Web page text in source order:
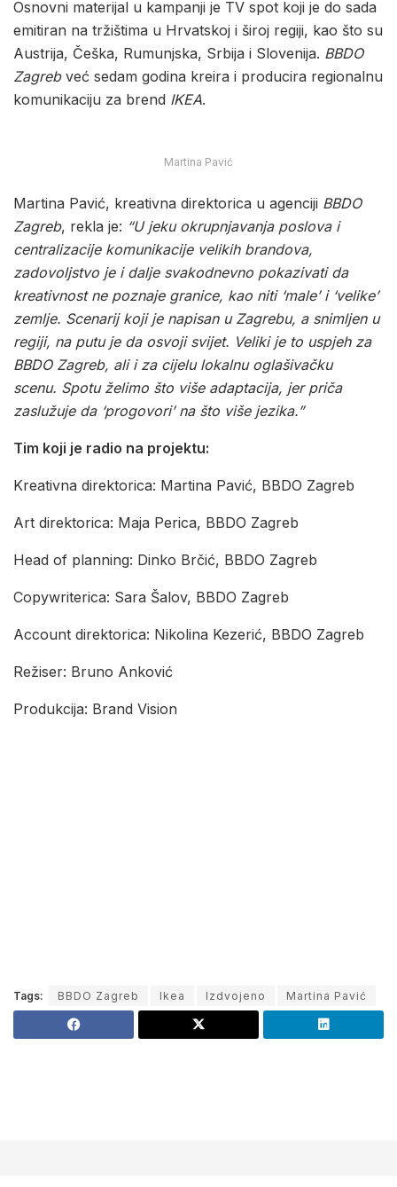
Osnovni materijal u kampanji je TV spot koji je do sada
emitiran na tržištima u Hrvatskoj i široj regiji, kao što su
Austrija, Češka, Rumunjska, Srbija i Slovenija. BBDO
Zagrebveć sedam godina kreira i producira regionalnu
komunikaciju za brend IKEA.
Martina Pavić
Martina Pavić, kreativna direktorica u agenciji BBDO
Zagreb, rekla je: “U jeku okrupnjavanja poslova i
centralizacije komunikacije velikih brandova,
zadovoljstvo je i dalje svakodnevno pokazivati da
kreativnost ne poznaje granice, kao niti ‘male’ i ‘velike’
zemlje. Scenarij koji je napisan u Zagrebu, a snimljen u
regiji, na putu je da osvoji svijet. Veliki je to uspjeh za
BBDO Zagreb, ali i za cijelu lokalnu oglašivačku
scenu. Spotu želimo što više adaptacija, jer priča
zaslužuje da ‘progovori’ na što više jezika.”
Tim koji je radio na projektu:
Kreativna direktorica: Martina Pavić, BBDO Zagreb
Art direktorica: Maja Perica, BBDO Zagreb
Head of planning: Dinko Brčić, BBDO Zagreb
Copywriterica: Sara Šalov, BBDO Zagreb
Account direktorica: Nikolina Kezerić, BBDO Zagreb
Režiser: Bruno Anković
Produkcija: Brand Vision
Tags: BBDO Zagreb Ikea Izdvojeno Martina Pavić